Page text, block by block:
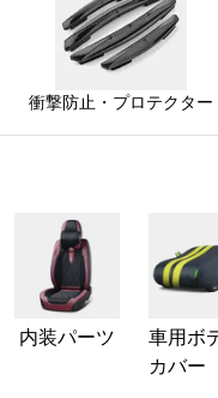
衝撃防止・プロテクター
内装パーツ
車用ボ
カバー